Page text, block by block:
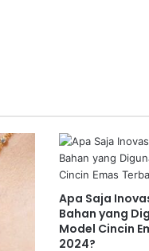
Apa Saja
Bahan yang
Model Cincin
2024?